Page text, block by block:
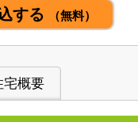
する （無料）
宅概要